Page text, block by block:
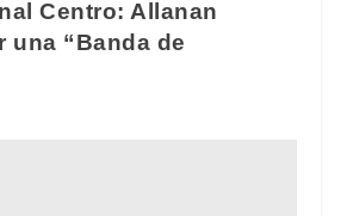
Centro: Allanan
una “Banda de